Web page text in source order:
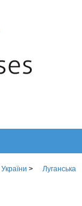
України >
Луганська